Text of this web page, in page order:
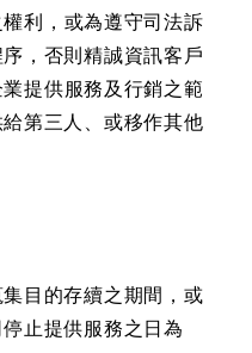
權利，或為遵守司法訴
，否則精誠資訊客戶
業提供服務及行銷之範
第三人、或移作其他
目的存續之期間，或
止提供服務之日為